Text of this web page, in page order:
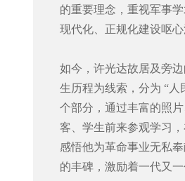
的重要理念，重视军事
现代化、正规化建设呕
如今，许光达故居及旁
生历程为线索，分为 “人
个部分，通过丰富的照
客、学生前来参观学习
感悟他为革命事业无私
的丰碑，激励着一代又